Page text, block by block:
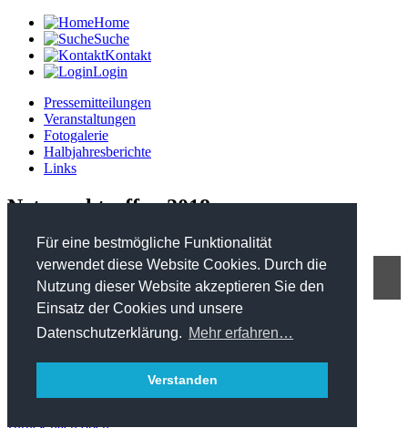
Für eine bestmögliche Funktionalität
verwendet diese Website Cookies. Durch die
Nutzung dieser Website akzeptieren Sie den
Einsatz der Cookies und unsere
Datenschutzerklärung. Mehr erfahren…
Verstanden
Home
Suche
Kontakt
Login
Pressemitteilungen
Veranstaltungen
Fotogalerie
Halbjahresberichte
Links
Netzwerktreffen 2018
FHP - Kooperationsplattform Forst Holz Papier
Marxergasse 2/ 4. Stock - 1030 Wien
T: +43 1 402 01 12 900
Impressum / Datenschutz
Sitemap